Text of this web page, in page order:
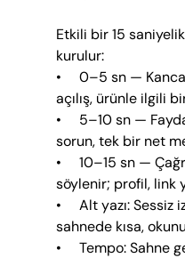
Etkili bir 15
kurulur:
•     0–5 sn —
açılış, ürünle ilgili
•     5–10 sn —
sorun, tek bir net
•     10–15 sn —
söylenir; profil, link
•     Alt yazı:
sahnede kısa,
•     Tempo: